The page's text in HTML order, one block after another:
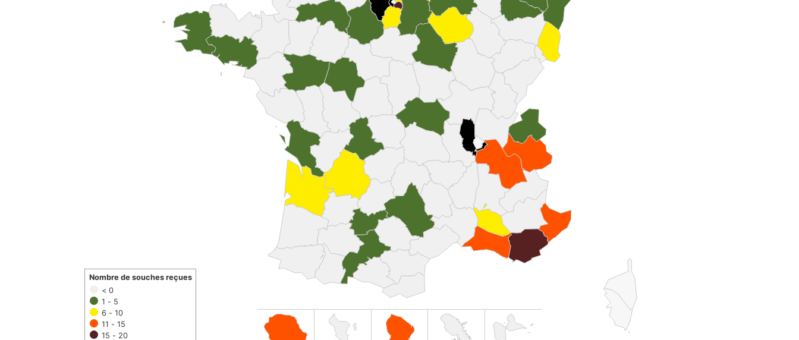
< 0
1 - 5
6 - 10
11 - 15
15 - 20
Nombre de souches reçues